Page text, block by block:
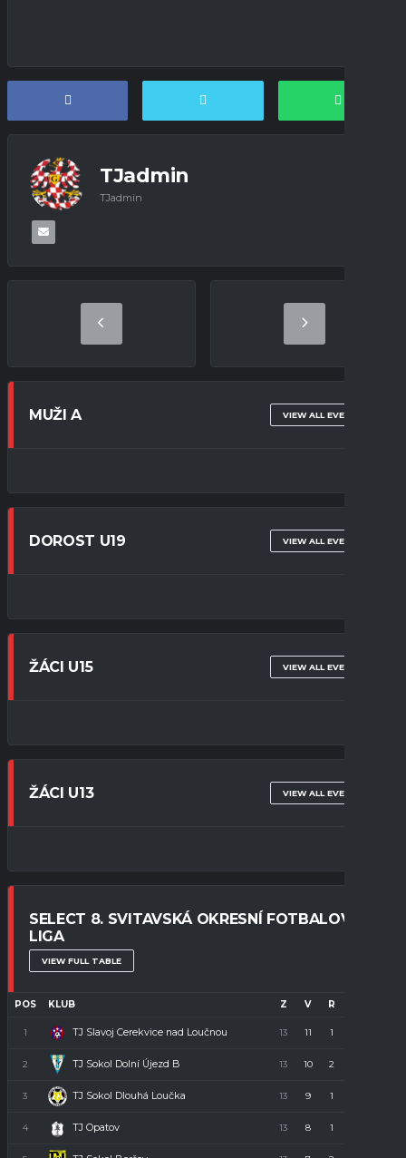
TJadmin
TJadmin
MUŽI A VIEW ALL EVENTS
DOROST U19 VIEW ALL EVENTS
ŽÁCI U15 VIEW ALL EVENTS
ŽÁCI U13 VIEW ALL EVENTS
SELECT 8. SVITAVSKÁ OKRESNÍ FOTBALOVÁ
LIGA
VIEW FULL TABLE
POS KLUB Z V R
1 TJ Slavoj Cerekvice nad Loučnou 13 11 1
2 TJ Sokol Dolní Újezd B 13 10 2
3 TJ Sokol Dlouhá Loučka 13 9 1
4 TJ Opatov 13 8 1